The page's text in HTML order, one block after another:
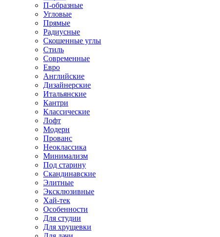
П-образные
Угловые
Прямые
Радиусные
Скошенные углы
Стиль
Современные
Евро
Английские
Дизайнерские
Итальянские
Кантри
Классические
Лофт
Модерн
Прованс
Неоклассика
Минимализм
Под старину
Скандинавские
Элитные
Эксклюзивные
Хай-тек
Особенности
Для студии
Для хрущевки